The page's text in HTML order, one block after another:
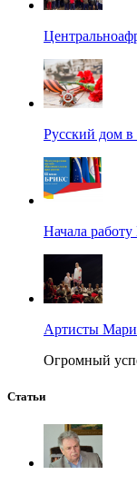
Русский дом
Начала
Артисты
Огромный
Статьи